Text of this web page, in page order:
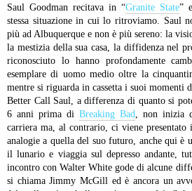
Saul Goodman recitava in “Granite State”
stessa situazione in cui lo ritroviamo. Saul
più ad Albuquerque e non è più sereno: la
la mestizia della sua casa, la diffidenza nel
riconosciuto lo hanno profondamente
esemplare di uomo medio oltre la
mentre si riguarda in cassetta i suoi momenti
Better Call Saul, a differenza di quanto si
6 anni prima di Breaking Bad, non inizia
carriera ma, al contrario, ci viene presentato
analogie a quella del suo futuro, anche qui è
il lunario e viaggia sul depresso andante,
incontro con Walter White gode di alcune
si chiama Jimmy McGill ed è ancora un